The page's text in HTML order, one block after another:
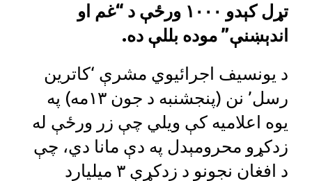
تړل کېدو ۱۰۰۰ ورځې د “غم او
اندېښنې” موده بللې ده.
د یونسیف اجرائیوي مشرې ‘کاترین
رسل’ نن (پنجشنبه د جون ۱۳مه) په
یوه اعلامیه کې ویلي چې زر ورځې له
زدکړو محرومېدل په دې مانا دي، چې
د افغان نجونو د زدکړې ۳ میلیارد